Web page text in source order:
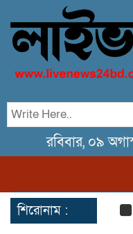
রবিবার, ০৯
শিরোনাম :